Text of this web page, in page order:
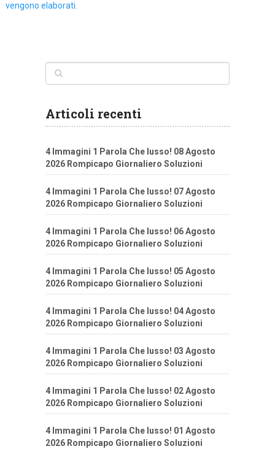
vengono elaborati.
Articoli recenti
4 Immagini 1 Parola Che lusso! 08 Agosto
2026 Rompicapo Giornaliero Soluzioni
4 Immagini 1 Parola Che lusso! 07 Agosto
2026 Rompicapo Giornaliero Soluzioni
4 Immagini 1 Parola Che lusso! 06 Agosto
2026 Rompicapo Giornaliero Soluzioni
4 Immagini 1 Parola Che lusso! 05 Agosto
2026 Rompicapo Giornaliero Soluzioni
4 Immagini 1 Parola Che lusso! 04 Agosto
2026 Rompicapo Giornaliero Soluzioni
4 Immagini 1 Parola Che lusso! 03 Agosto
2026 Rompicapo Giornaliero Soluzioni
4 Immagini 1 Parola Che lusso! 02 Agosto
2026 Rompicapo Giornaliero Soluzioni
4 Immagini 1 Parola Che lusso! 01 Agosto
2026 Rompicapo Giornaliero Soluzioni